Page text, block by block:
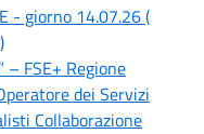
- giorno 14.07.26 (
– FSE+ Regione
dei Servizi
Collaborazione